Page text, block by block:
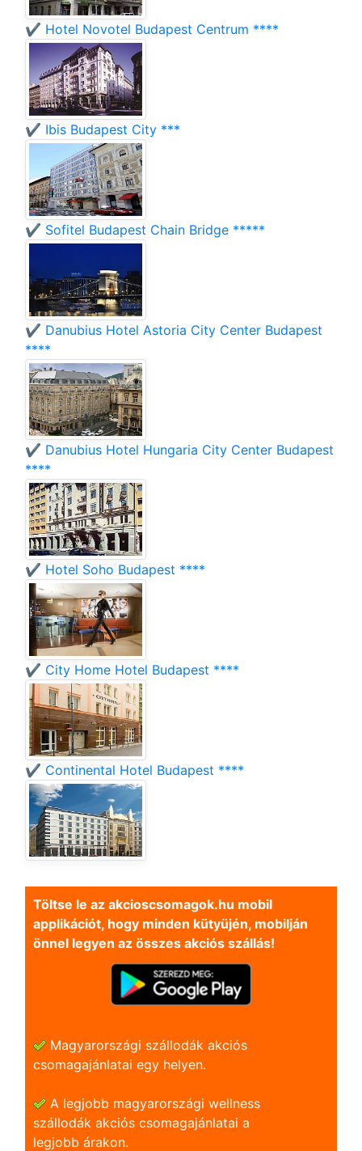
✔️ Hotel Novotel Budapest Centrum ****
✔️ Ibis Budapest City ***
✔️ Sofitel Budapest Chain Bridge *****
✔️ Danubius Hotel Astoria City Center Budapest
****
✔️ Danubius Hotel Hungaria City Center Budapest
****
✔️ Hotel Soho Budapest ****
✔️ City Home Hotel Budapest ****
✔️ Continental Hotel Budapest ****
Töltse le az akcioscsomagok.hu mobil
applikációt, hogy minden kütyüjén, mobilján
önnel legyen az összes akciós szállás!
Magyarországi szállodák akciós
csomagajánlatai egy helyen.
A legjobb magyarországi wellness
szállodák akciós csomagajánlatai a
legjobb árakon.